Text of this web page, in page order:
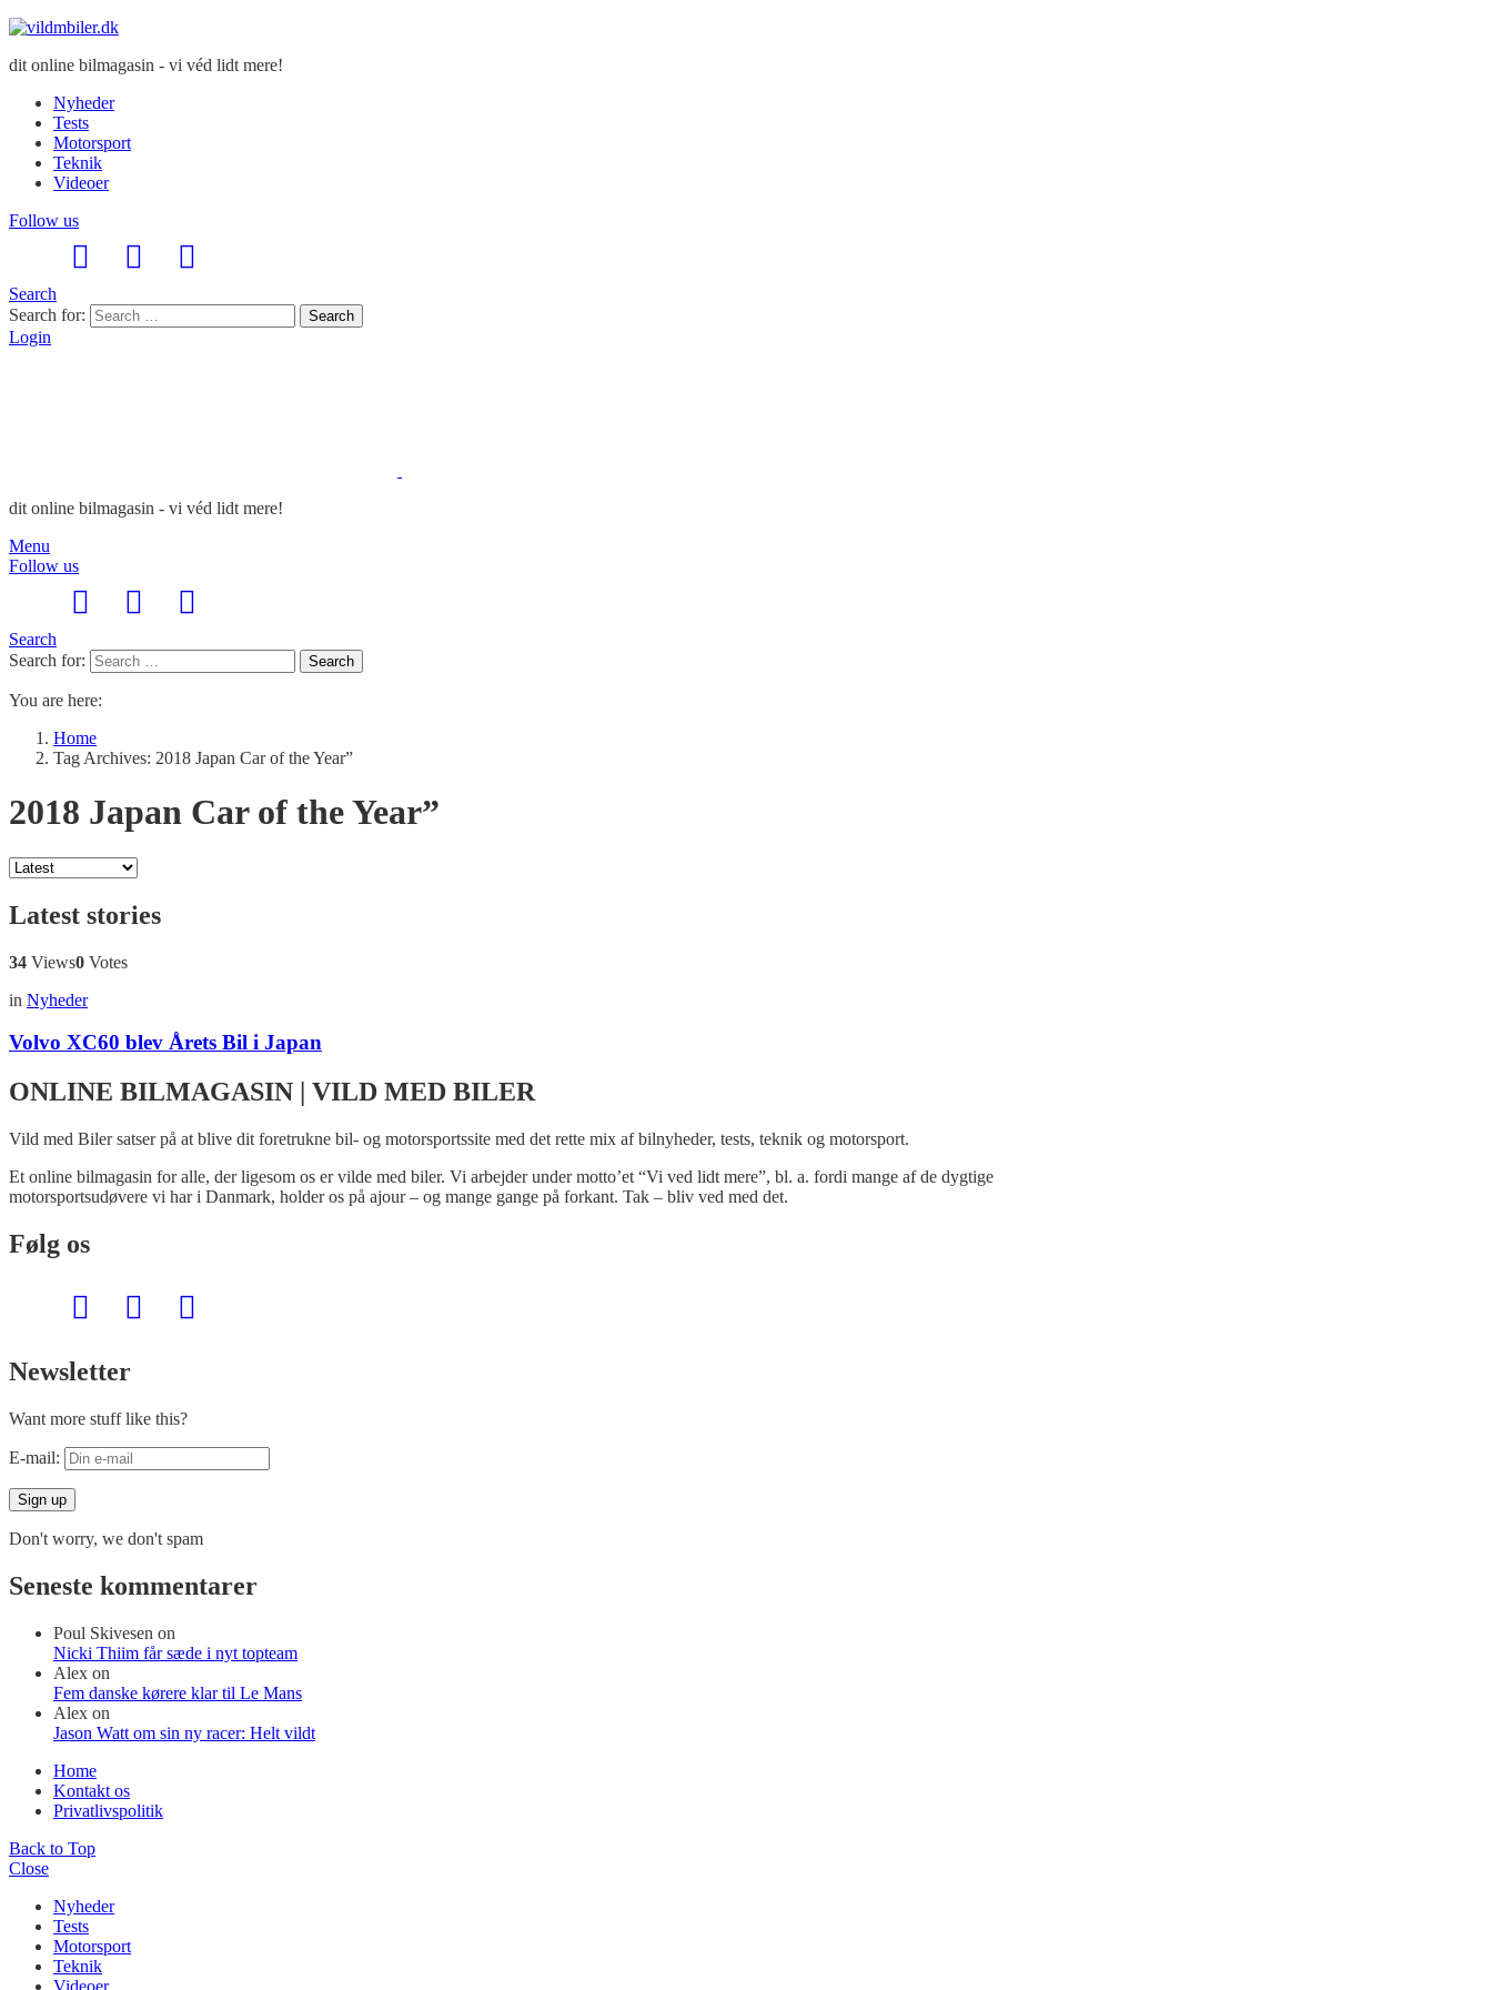
dit online bilmagasin - vi véd lidt mere!
Nyheder
Tests
Motorsport
Teknik
Videoer
Follow us
Search
Search for:
Search
Login
dit online bilmagasin - vi véd lidt mere!
Menu
Follow us
Search
Search for:
Search
You are here:
Home
Tag Archives: 2018 Japan Car of the Year”
2018 Japan Car of the Year”
Latest stories
34 Views0 Votes
in Nyheder
Volvo XC60 blev Årets Bil i Japan
ONLINE BILMAGASIN | VILD MED BILER
Vild med Biler satser på at blive dit foretrukne bil- og motorsportssite med det rette mix af bilnyheder, tests, teknik og motorsport.
Et online bilmagasin for alle, der ligesom os er vilde med biler. Vi arbejder under motto’et “Vi ved lidt mere”, bl. a. fordi mange af de dygtige
motorsportsudøvere vi har i Danmark, holder os på ajour – og mange gange på forkant. Tak – bliv ved med det.
Følg os
Newsletter
Want more stuff like this?
E-mail:
Don't worry, we don't spam
Seneste kommentarer
Poul Skivesen on
Nicki Thiim får sæde i nyt topteam
Alex on
Fem danske kørere klar til Le Mans
Alex on
Jason Watt om sin ny racer: Helt vildt
Home
Kontakt os
Privatlivspolitik
Back to Top
Close
Nyheder
Tests
Motorsport
Teknik
Videoer